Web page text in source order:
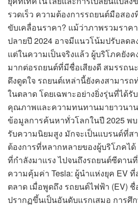
รวดเร็ว ความต้องการรถยนต์มือสอง
ขับเคลื่อนราคา? แม้ว่าภาพรวมราค
ปลายปี 2024 อาจมีแนวโน้มปรับลดล
แต่ในความเป็นจริงแล้ว ผู้บริโภคยัง
มากต่อรถยนต์ที่มีชื่อเสียงดี สมรรถน
ดึงดูดใจ รถยนต์เหล่านี้ยังคงสามาร
ในตลาด โดยเฉพาะอย่างยิ่งรุ่นที่ได้
คุณภาพและความทนทานมายาวนาน
ข้อมูลการค้นหาทั่วโลกในปี 2025 พ
รับความนิยมสูง มักจะเป็นแบรนด์ที่ส
ต้องการที่หลากหลายของผู้บริโภคไ
ที่กำลังมาแรง ไปจนถึงรถยนต์ซีดาน
ความคุ้มค่า Tesla: ผู้นำแห่งยุค EV
ตลาด เมื่อพูดถึง รถยนต์ไฟฟ้า (EV) ชื่
ปรากฏขึ้นเป็นอันดับแรกเสมอ การศึ